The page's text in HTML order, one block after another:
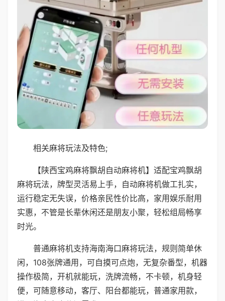
相关麻将玩法及特色;
【陕西宝鸡麻将飘胡自动麻将机】适配宝鸡飘胡
麻将玩法，牌型灵活易上手，自动麻将机做工扎实，
运行稳定无失误，价格亲民性价比高，家用娱乐耐用
实惠，不管是长辈休闲还是朋友小聚，轻松组局畅享
时光。
普通麻将机支持海南海口麻将玩法，规则简单休
闲，108张牌通用，可自摸可点炮，无复杂番型，机器
操作极简，开机就能玩，洗牌流畅，不卡顿，机身轻
便，可随意移动，客厅、阳台都能玩，普通家用款，